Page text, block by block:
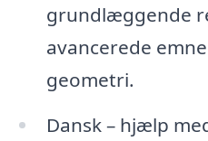
grundlæggende
avancerede
geometri.
Dansk – hjælp